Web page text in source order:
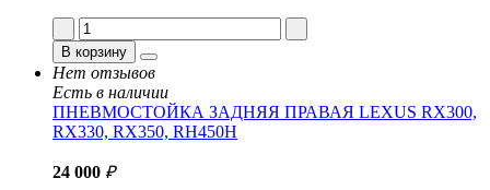
В корзину
Нет отзывов
Есть в наличии
ПНЕВМОСТОЙКА ЗАДНЯЯ ПРАВАЯ LEXUS RX300,
RX330, RX350, RH450H
24 000 ₽